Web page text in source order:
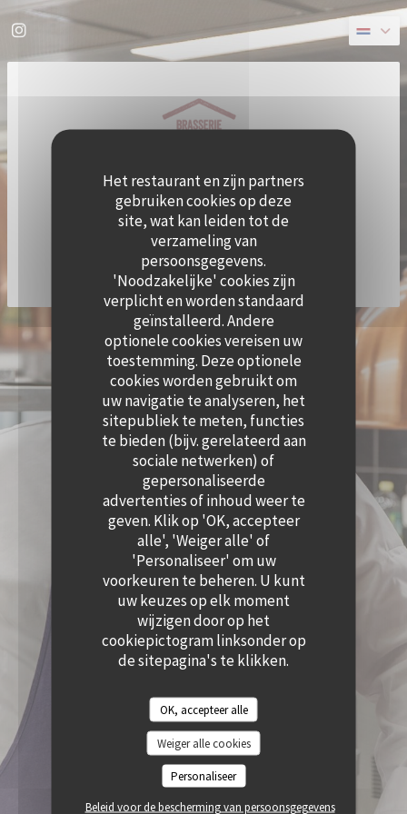
Cookies beheer paneel
Het restaurant en zijn partners
gebruiken cookies op deze
site, wat kan leiden tot de
verzameling van
persoonsgegevens.
'Noodzakelijke' cookies zijn
verplicht en worden standaard
geïnstalleerd. Andere
optionele cookies vereisen uw
toestemming. Deze optionele
cookies worden gebruikt om
uw navigatie te analyseren, het
sitepubliek te meten, functies
te bieden (bijv. gerelateerd aan
sociale netwerken) of
gepersonaliseerde
advertenties of inhoud weer te
geven. Klik op 'OK, accepteer
alle', 'Weiger alle' of
'Personaliseer' om uw
voorkeuren te beheren. U kunt
uw keuzes op elk moment
wijzigen door op het
cookiepictogram linksonder op
de sitepagina's te klikken.
OK, accepteer alle
Weiger alle cookies
Personaliseer
Beleid voor de bescherming van persoonsgegevens
Instagram ((opent in een nieuw venster))
© 2026 QUAI OUEST — RESTAURANT WEBSITE GECREËERD DOOR ZENCHEF
DISCLAIMER
((OPENT IN EEN NIEUW VENSTER))
GEBRUIKSVOORWAARDEN
((OPENT IN EEN NIEUW VENSTER))
BELEID BESCHERMING PERSOONSGEGEVENS
((OPENT IN EEN NIEUW VENSTER))
COOKIES BELEID
TOEGANKELIJKHEID
((OPENT IN EEN NIEUW VENSTER))